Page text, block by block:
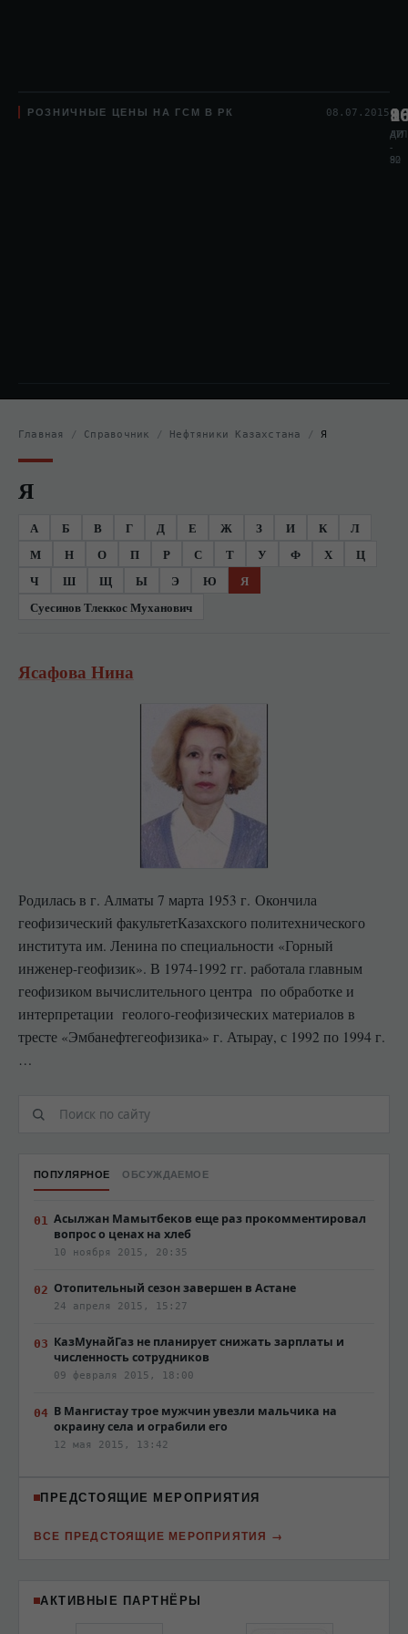
РОЗНИЧНЫЕ ЦЕНЫ НА ГСМ В РК 08.07.2015
АИ
-
80
АИ
-
92
ДТЛ
Главная / Справочник / Нефтяники Казахстана /Я
Я
А Б В Г Д Е Ж З И К
Л
М
Н О П Р С Т У Ф Х
Ц
Ч
Ш Щ Ы Э Ю
Я
Суесинов Тлеккос Муханович
Ясафова Нина
Родилась в г. Алматы 7 марта 1953 г. Окончила
геофизический факультетКазахского политехнического
института им. Ленина по специальности «Горный
инженер-геофизик». В 1974-1992 гг. работала главным
геофизиком вычислительного центра по обработке и
интерпретации геолого-геофизических материалов в
тресте «Эмбанефтегеофизика» г. Атырау, с 1992 по 1994 г.
…
ПОПУЛЯРНОЕ ОБСУЖДАЕМОЕ
Асылжан Мамытбеков еще раз прокомментировал
вопрос о ценах на хлеб
10 ноября 2015, 20:35
Отопительный сезон завершен в Астане
24 апреля 2015, 15:27
КазМунайГаз не планирует снижать зарплаты и
численность сотрудников
09 февраля 2015, 18:00
В Мангистау трое мужчин увезли мальчика на
окраину села и ограбили его
12 мая 2015, 13:42
ПРЕДСТОЯЩИЕ МЕРОПРИЯТИЯ
ВСЕ ПРЕДСТОЯЩИЕ МЕРОПРИЯТИЯ
АКТИВНЫЕ ПАРТНЁРЫ